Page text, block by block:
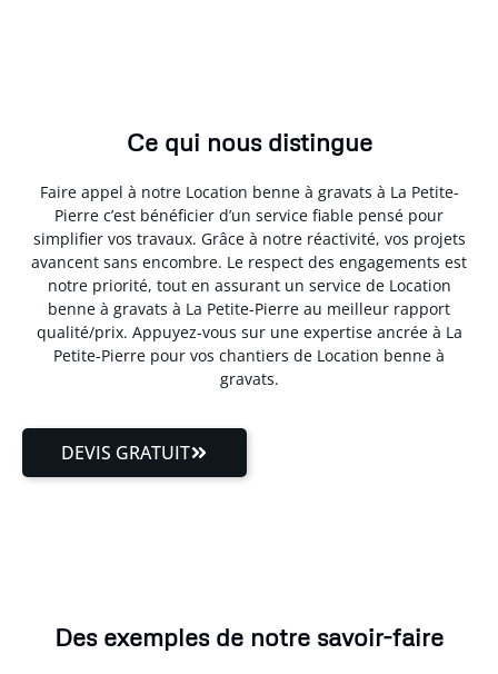
Ce qui nous distingue
Faire appel à notre Location benne à gravats à La Petite-
Pierre c’est bénéficier d’un service fiable pensé pour
simplifier vos travaux. Grâce à notre réactivité, vos projets
avancent sans encombre. Le respect des engagements est
notre priorité, tout en assurant un service de Location
benne à gravats à La Petite-Pierre au meilleur rapport
qualité/prix. Appuyez-vous sur une expertise ancrée à La
Petite-Pierre pour vos chantiers de Location benne à
gravats.
DEVIS GRATUIT
Des exemples de notre savoir-faire